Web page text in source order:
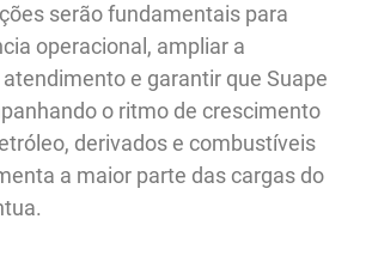
serão fundamentais para
operacional, ampliar a
e garantir que Suape
o ritmo de crescimento
derivados e combustíveis
a maior parte das cargas do